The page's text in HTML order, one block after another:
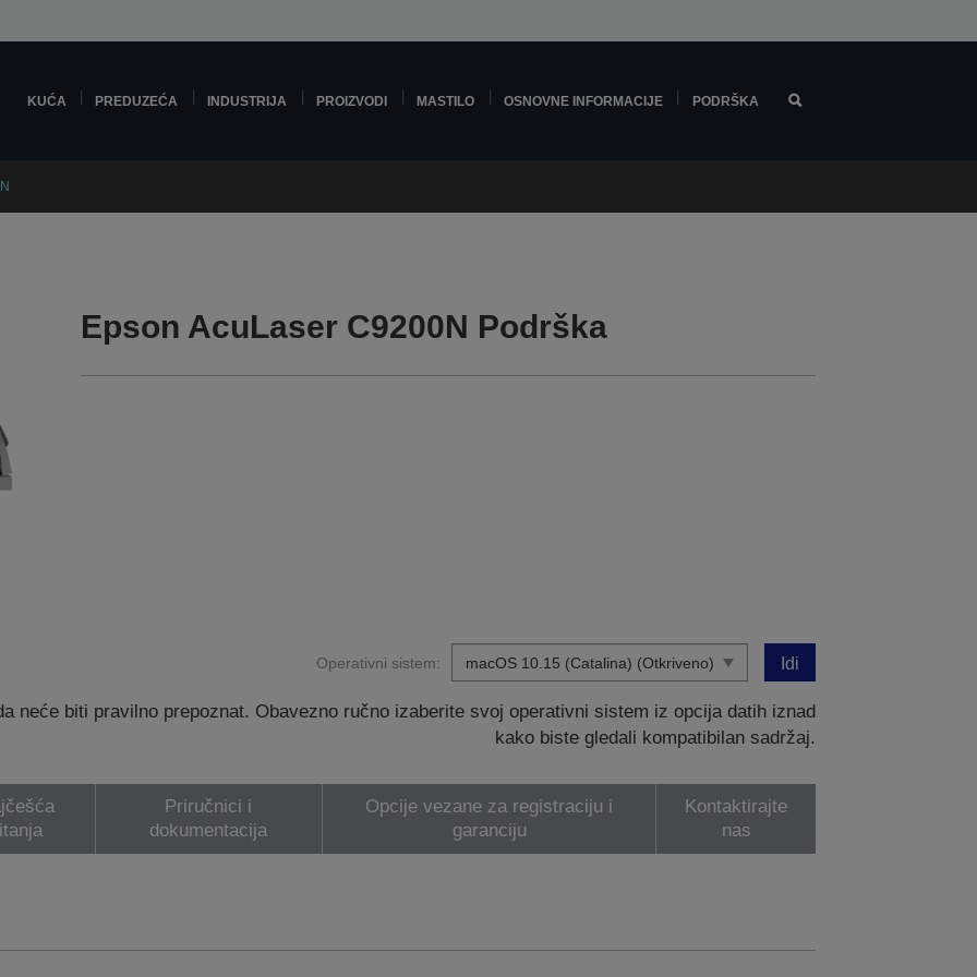
KUĆA PREDUZEĆA INDUSTRIJA PROIZVODI MASTILO OSNOVNE INFORMACIJE PODRŠKA
Epson AcuLaser C9200N Podrška
Operativni sistem: Idi
neće biti pravilno prepoznat. Obavezno ručno izaberite svoj operativni sistem iz opcija datih iznad
kako biste gledali kompatibilan sadržaj.
Priručnici i
dokumentacija
Opcije vezane za registraciju i
garanciju
Kontaktirajte
nas